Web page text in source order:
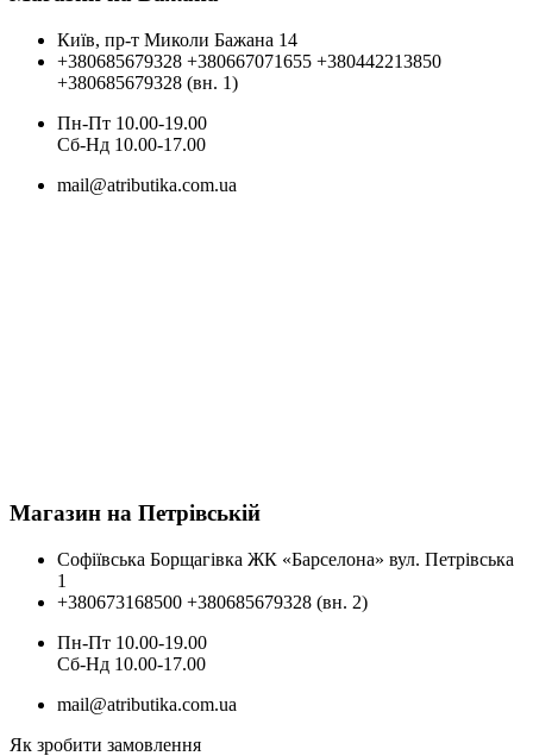
Київ, пр-т Миколи Бажана 14
+380685679328 +380667071655 +380442213850
+380685679328 (вн. 1)
Пн-Пт 10.00-19.00
Cб-Нд 10.00-17.00
mail@atributika.com.ua
Магазин на Петрівській
Софіївська Борщагівка ЖК «Барселона» вул. Петрівська
1
+380673168500 +380685679328 (вн. 2)
Пн-Пт 10.00-19.00
Cб-Нд 10.00-17.00
mail@atributika.com.ua
Як зробити замовлення